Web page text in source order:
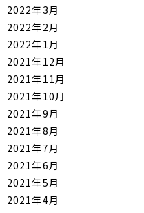
2022年3月
2022年2月
2022年1月
2021年12月
2021年11月
2021年10月
2021年9月
2021年8月
2021年7月
2021年6月
2021年5月
2021年4月